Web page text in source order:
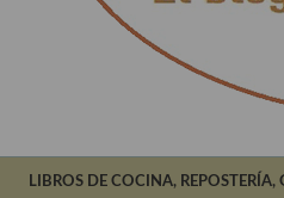
LIBROS DE COCINA,